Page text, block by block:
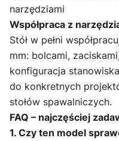
narzędziami
Współpraca z
Stół w pełni
mm: bolcami,
konfiguracja
do konkretnych
stołów spawalniczych.
FAQ – najczęściej
1. Czy ten model